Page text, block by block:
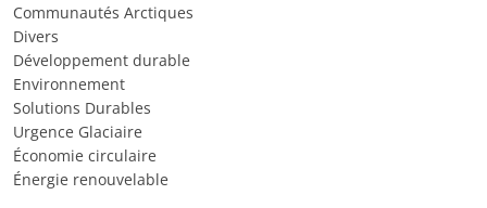
Communautés Arctiques
Divers
Développement durable
Environnement
Solutions Durables
Urgence Glaciaire
Économie circulaire
Énergie renouvelable